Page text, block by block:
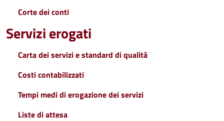
Corte dei conti
Servizi erogati
Carta dei servizi e standard di qualità
Costi contabilizzati
Tempi medi di erogazione dei servizi
Liste di attesa